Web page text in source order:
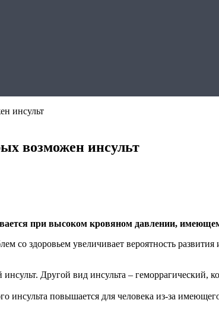
инсульт
возможен инсульт
при высоком кровяном давлении,
со здоровьем увеличивает вероятность
Другой вид инсульта – геморрагический,
повышается для человека из-за